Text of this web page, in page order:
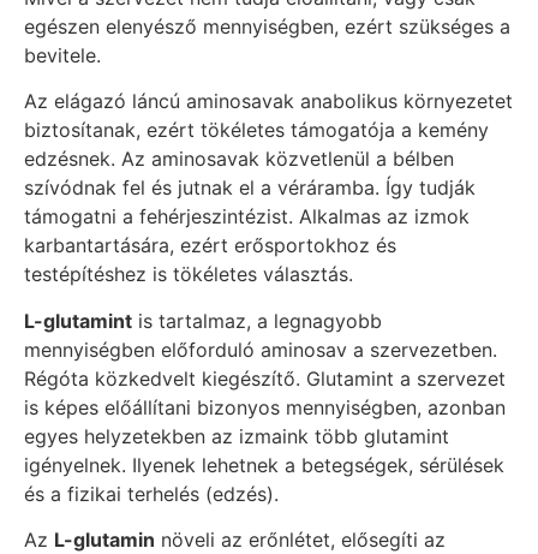
egészen elenyésző mennyiségben, ezért szükséges a
bevitele.
Az elágazó láncú aminosavak anabolikus környezetet
biztosítanak, ezért tökéletes támogatója a kemény
edzésnek. Az aminosavak közvetlenül a bélben
szívódnak fel és jutnak el a véráramba. Így tudják
támogatni a fehérjeszintézist. Alkalmas az izmok
karbantartására, ezért erősportokhoz és
testépítéshez is tökéletes választás.
L-glutamint is tartalmaz, a legnagyobb
mennyiségben előforduló aminosav a szervezetben.
Régóta közkedvelt kiegészítő. Glutamint a szervezet
is képes előállítani bizonyos mennyiségben, azonban
egyes helyzetekben az izmaink több glutamint
igényelnek. Ilyenek lehetnek a betegségek, sérülések
és a fizikai terhelés (edzés).
Az L-glutamin növeli az erőnlétet, elősegíti az